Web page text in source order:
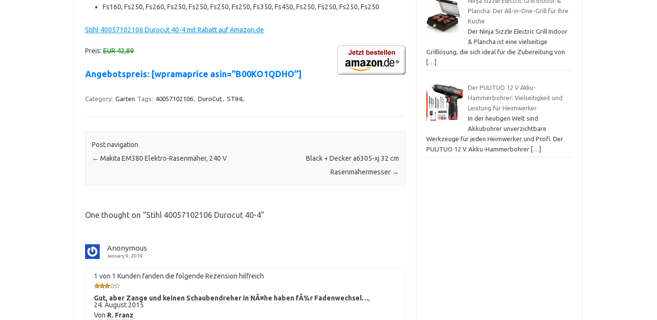
Fs160, Fs250, Fs260, Fs250, Fs250, Fs250, Fs250, Fs350, Fs450, Fs250, Fs250, Fs250, Fs250
Stihl 40057102106 Durocut 40-4 mit Rabatt auf Amazon.de
Preis:EUR 42,89
Angebotspreis: [wpramaprice asin=”B00KO1QDHO”]
Category: Garten Tags: 40057102106, DuroCut, STIHL
Post navigation
← Makita EM380 Elektro-Rasenmäher, 240 V
Black + Decker a6305-xj 32 cm
Rasenmähermesser →
One thought on “Stihl 40057102106 Durocut 40-4”
Anonymous
January 9, 2019
1 von 1 Kunden fanden die folgende Rezension hilfreich
Gut, aber Zange und keinen Schaubendreher in NÃ¤he haben fÃ¼r Fadenwechsel…,
24. August 2015
Von R. Franz
Plancha: Der All-in-One-Grill für Ihre
Küche
Der Ninja Sizzle Electric Grill Indoor
& Plancha ist eine vielseitige
Grilllösung, die sich ideal für die Zubereitung von
[…]
Der PULITUO 12 V Akku-
Hammerbohrer: Vielseitigkeit und
Leistung für Heimwerker
In der heutigen Welt sind
Akkubohrer unverzichtbare
Werkzeuge für jeden Heimwerker und Profi. Der
PULITUO 12 V Akku-Hammerbohrer […]